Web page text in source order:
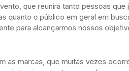
que reunirá tanto pessoas
quanto o público em geral em
para alcançarmos nossos
as marcas, que muitas vezes